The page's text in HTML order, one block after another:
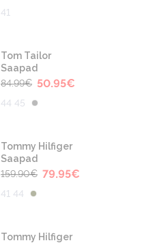
41
-40%
Tom Tailor
Saapad
84.99€ 50.95€
44 45
-50%
Tommy Hilfiger
Saapad
159.90€ 79.95€
41 44
-50%
Tommy Hilfiger